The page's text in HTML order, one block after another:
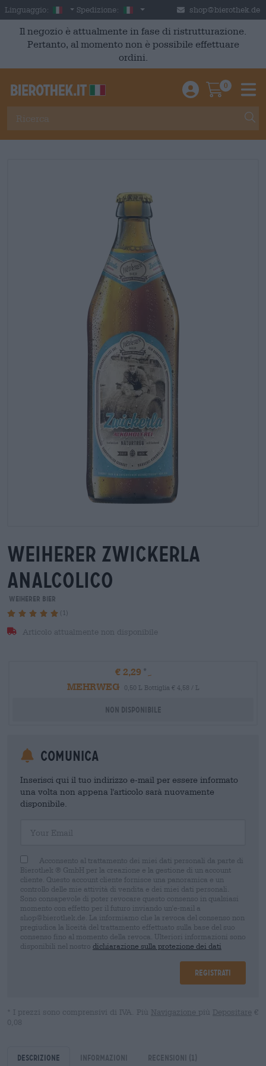
Skip to main content
Linguaggio: Italian
Spedizione: Italia shop@bierothek.de
Il negozio è attualmente in fase di ristrutturazione.
Pertanto, al momento non è possibile effettuare
ordini.
Einloggen /
0
weiherer zwickerla
analcolico
Weiherer Bier
(1)
Articolo attualmente non disponibile
€ 2,29
MEHRWEG
0,50 L Bottiglia € 4,58 / L
Non disponibile
Comunica
Inserisci qui il tuo indirizzo e-mail per essere informato
una volta non appena l'articolo sarà nuovamente
disponibile.
Acconsento al trattamento dei miei dati personali da parte di
Bierothek ® GmbH per la creazione e la gestione di un account
cliente. Questo account cliente fornisce una panoramica e un
controllo delle mie attività di vendita e dei miei dati personali.
Sono consapevole di poter revocare questo consenso in qualsiasi
momento con effetto per il futuro inviando un'e-mail a
shop@bierothek.de. La informiamo che la revoca del consenso non
pregiudica la liceità del trattamento effettuato sulla base del suo
consenso fino al momento della revoca. Ulteriori informazioni sono
disponibili nel nostro dichiarazione sulla protezione dei dati
Registrati
* I prezzi sono comprensivi di IVA. Più Navigazione più Depositare €
0,08
Descrizione Informazioni Recensioni (1)